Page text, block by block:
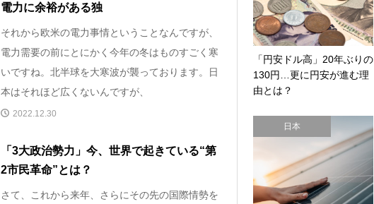
電力に余裕がある独
それから欧米の電力事情ということなんですが、
電力需要の前にとにかく今年の冬はものすごく寒
いですね。北半球を大寒波が襲っております。日
本はそれほど広くないんですが、
2022.12.30
「3大政治勢力」今、世界で起きている“第
2市民革命”とは？
さて、これから来年、さらにその先の国際情勢を
「円安ドル高」20年ぶりの
130円…更に円安が進む理
由とは？
日本